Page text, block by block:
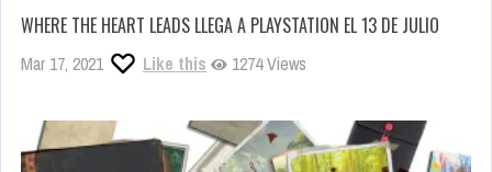
WHERE THE HEART LEADS LLEGA A PLAYSTATION EL 13 DE JULIO
Mar 17, 2021 Like this 1274 Views